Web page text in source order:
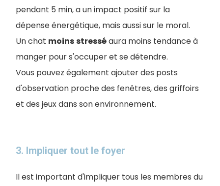
pendant 5 min, a un impact positif sur la
dépense énergétique, mais aussi sur le moral.
Un chat moinsstresséaura moins tendance à
manger pour s'occuper et se détendre.
Vous pouvez également ajouter des posts
d'observation proche des fenêtres, des griffoirs
et des jeux dans son environnement.
3. Impliquer tout le foyer
Il est important d'impliquer tous les membres du